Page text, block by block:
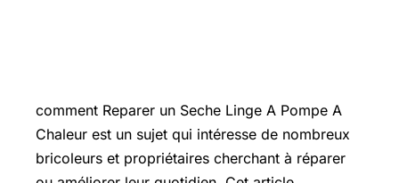
comment Reparer un Seche Linge A Pompe A
Chaleur est un sujet qui intéresse de nombreux
bricoleurs et propriétaires cherchant à réparer